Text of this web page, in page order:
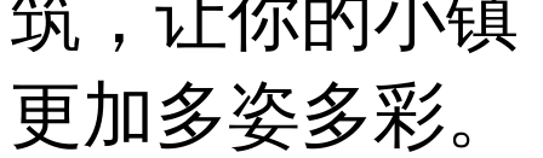
筑，让你的小镇
更加多姿多彩。